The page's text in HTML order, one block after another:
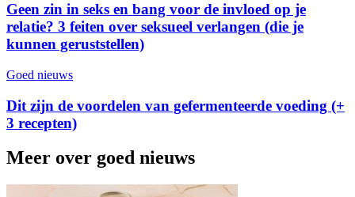
Geen zin in seks en bang voor de invloed op je
relatie? 3 feiten over seksueel verlangen (die je
kunnen geruststellen)
Goed nieuws
Dit zijn de voordelen van gefermenteerde voeding (+
3 recepten)
Meer over goed nieuws